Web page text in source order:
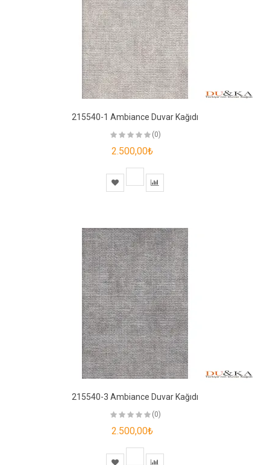
215540-1 Ambiance Duvar Kağıdı
(0)
2.500,00₺
215540-3 Ambiance Duvar Kağıdı
(0)
2.500,00₺